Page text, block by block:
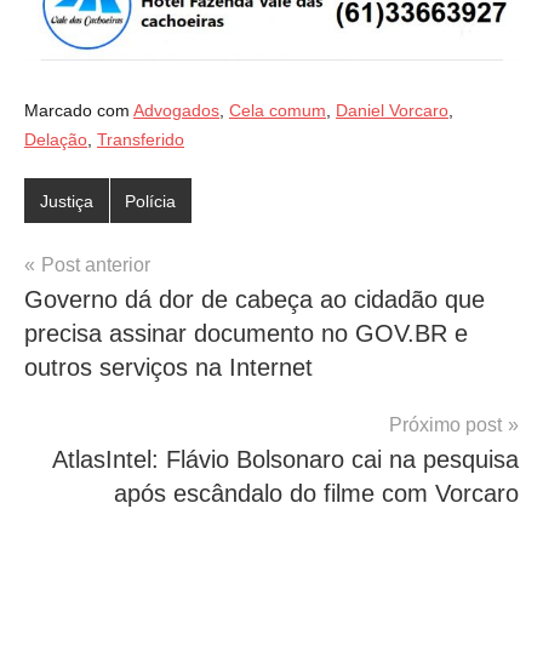
Marcado com Advogados, Cela comum, Daniel Vorcaro,
Delação, Transferido
Justiça Polícia
Navegação
de
Post
Post anterior
Governo dá dor de cabeça ao cidadão que
precisa assinar documento no GOV.BR e
outros serviços na Internet
Próximo post
AtlasIntel: Flávio Bolsonaro cai na pesquisa
após escândalo do filme com Vorcaro